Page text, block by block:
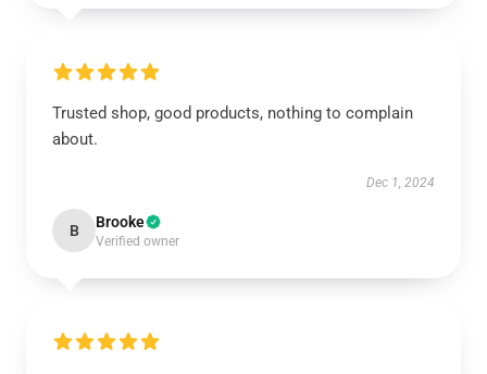
Trusted shop, good products, nothing to complain
about.
Dec 1, 2024
B Brooke
Verified owner